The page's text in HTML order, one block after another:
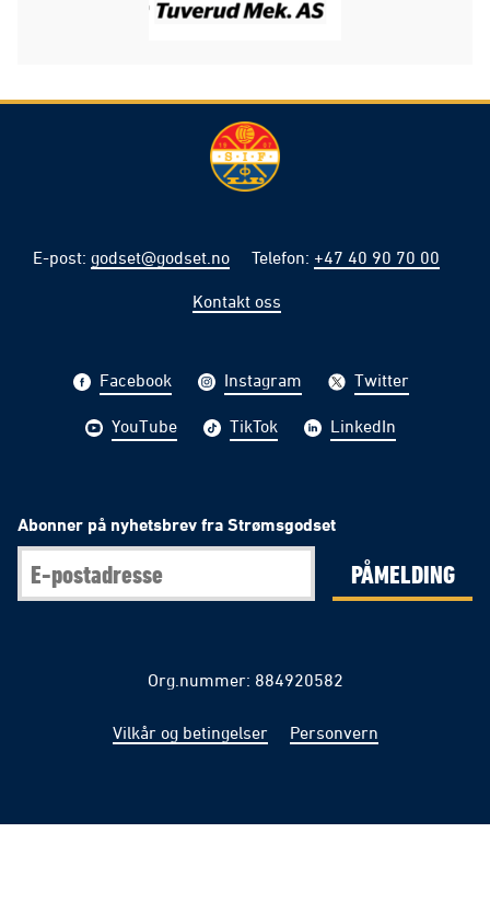
E-post: godset@godset.no Telefon: +47 40 90 70 00
Kontakt oss
Facebook Instagram Twitter
YouTube TikTok LinkedIn
Abonner på nyhetsbrev fra Strømsgodset
PÅMELDING
Org.nummer: 884920582
Vilkår og betingelser Personvern